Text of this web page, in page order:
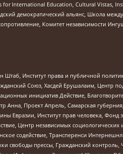
International Education, Cultural Vistas,
демократический альянс, Школа
Комитет независимости
Штаб, Институт права и публичной
Союз, Хасдей Ерушалаим, Центр
инициатив Действие,
Анна, Проект Апрель, Самарская
Евразии, Институт прав человека, Фонд
Центр независимых социологических
содействие, Трансперенси
свободы прессы, Гражданский контроль,